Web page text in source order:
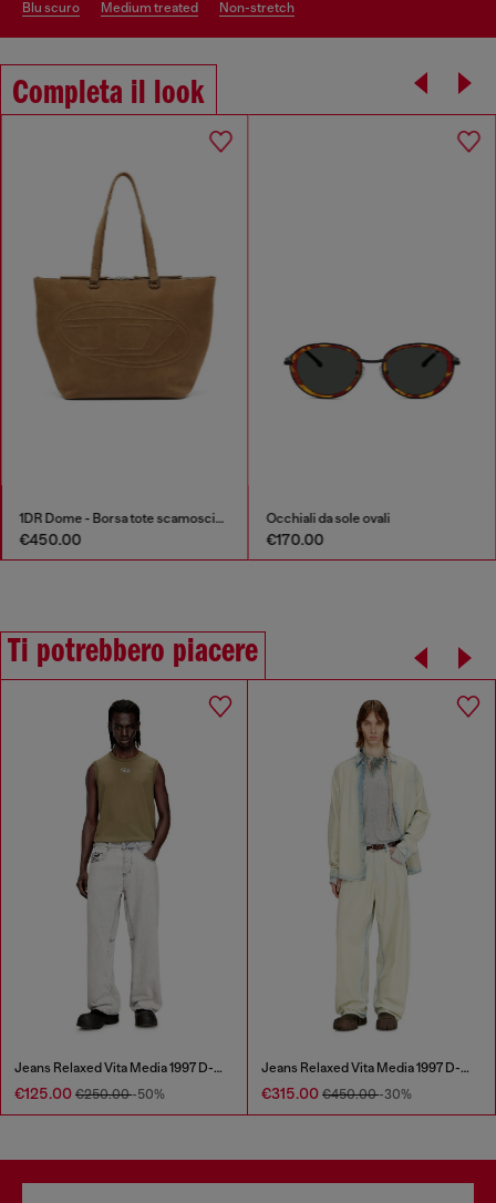
blu scuro medium treated non-stretch
Completa il look
1DR Dome - Borsa tote scamosciata con Logo Oval D
€450.00
Occhiali da sole ovali
€170.00
Ti potrebbero piacere
Jeans Relaxed Vita Media 1997 D-Enim-M
€125.00 €250.00-50%
Jeans Relaxed Vita Media 1997 D-Enim-M
€315.00 €450.00-30%